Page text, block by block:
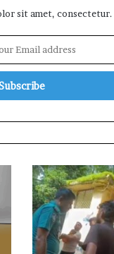
sit amet, consectetur.
গাজীপুর
আদালত
প্রাঙ্গণে
টাকা
দিলেই
দেখা: